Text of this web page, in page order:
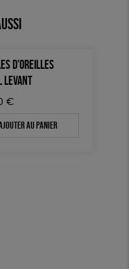
D’OREILLES
LEVANT
€
au panier